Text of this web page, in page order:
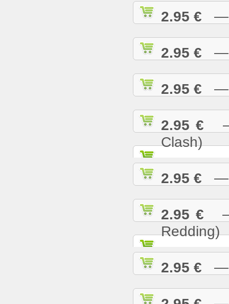
2.95 € —
2.95 € —
2.95 € —
2.95 € —
Clash)
2.95 € —
2.95 € —
Redding)
2.95 € —